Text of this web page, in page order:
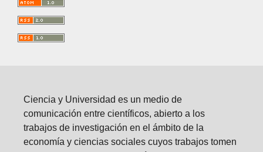
Ciencia y Universidad es un medio de
comunicación entre científicos, abierto a los
trabajos de investigación en el ámbito de la
economía y ciencias sociales cuyos trabajos tomen